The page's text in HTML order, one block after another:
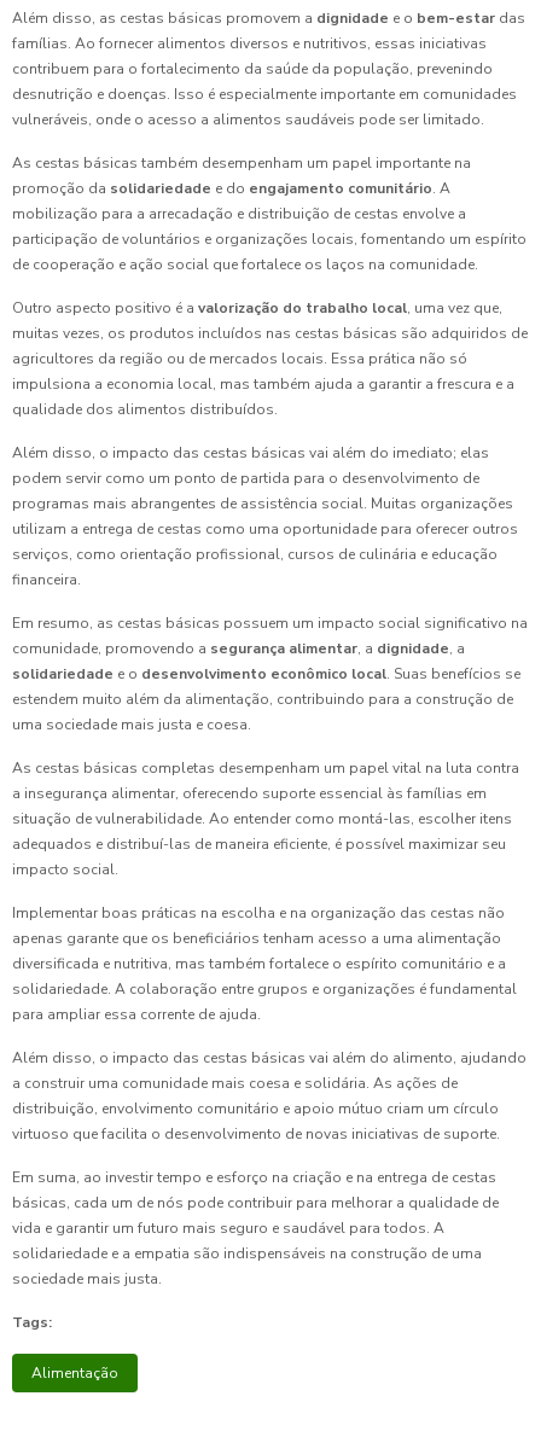
Além disso, as cestas básicas promovem a dignidade e o bem-estar das
famílias. Ao fornecer alimentos diversos e nutritivos, essas iniciativas
contribuem para o fortalecimento da saúde da população, prevenindo
desnutrição e doenças. Isso é especialmente importante em comunidades
vulneráveis, onde o acesso a alimentos saudáveis pode ser limitado.
As cestas básicas também desempenham um papel importante na
promoção da solidariedade e do engajamento comunitário. A
mobilização para a arrecadação e distribuição de cestas envolve a
participação de voluntários e organizações locais, fomentando um espírito
de cooperação e ação social que fortalece os laços na comunidade.
Outro aspecto positivo é a valorização do trabalho local, uma vez que,
muitas vezes, os produtos incluídos nas cestas básicas são adquiridos de
agricultores da região ou de mercados locais. Essa prática não só
impulsiona a economia local, mas também ajuda a garantir a frescura e a
qualidade dos alimentos distribuídos.
Além disso, o impacto das cestas básicas vai além do imediato; elas
podem servir como um ponto de partida para o desenvolvimento de
programas mais abrangentes de assistência social. Muitas organizações
utilizam a entrega de cestas como uma oportunidade para oferecer outros
serviços, como orientação profissional, cursos de culinária e educação
financeira.
Em resumo, as cestas básicas possuem um impacto social significativo na
comunidade, promovendo a segurança alimentar, a dignidade, a
solidariedade e o desenvolvimento econômico local. Suas benefícios se
estendem muito além da alimentação, contribuindo para a construção de
uma sociedade mais justa e coesa.
As cestas básicas completas desempenham um papel vital na luta contra
a insegurança alimentar, oferecendo suporte essencial às famílias em
situação de vulnerabilidade. Ao entender como montá-las, escolher itens
adequados e distribuí-las de maneira eficiente, é possível maximizar seu
impacto social.
Implementar boas práticas na escolha e na organização das cestas não
apenas garante que os beneficiários tenham acesso a uma alimentação
diversificada e nutritiva, mas também fortalece o espírito comunitário e a
solidariedade. A colaboração entre grupos e organizações é fundamental
para ampliar essa corrente de ajuda.
Além disso, o impacto das cestas básicas vai além do alimento, ajudando
a construir uma comunidade mais coesa e solidária. As ações de
distribuição, envolvimento comunitário e apoio mútuo criam um círculo
virtuoso que facilita o desenvolvimento de novas iniciativas de suporte.
Em suma, ao investir tempo e esforço na criação e na entrega de cestas
básicas, cada um de nós pode contribuir para melhorar a qualidade de
vida e garantir um futuro mais seguro e saudável para todos. A
solidariedade e a empatia são indispensáveis na construção de uma
sociedade mais justa.
Tags:
Alimentação